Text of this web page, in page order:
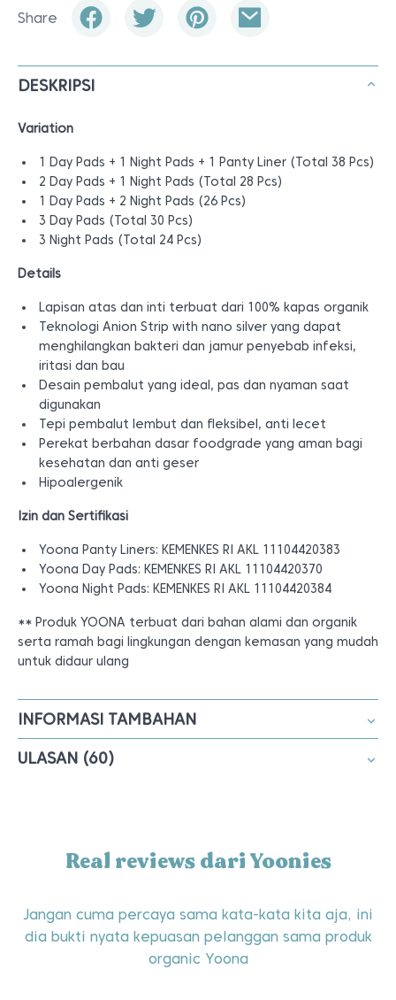
Share
DESKRIPSI
Variation
1 Day Pads + 1 Night Pads + 1 Panty Liner (Total 38 Pcs)
2 Day Pads + 1 Night Pads (Total 28 Pcs)
1 Day Pads + 2 Night Pads (26 Pcs)
3 Day Pads (Total 30 Pcs)
3 Night Pads (Total 24 Pcs)
Details
Lapisan atas dan inti terbuat dari 100% kapas organik
Teknologi Anion Strip with nano silver yang dapat
menghilangkan bakteri dan jamur penyebab infeksi,
iritasi dan bau
Desain pembalut yang ideal, pas dan nyaman saat
digunakan
Tepi pembalut lembut dan fleksibel, anti lecet
Perekat berbahan dasar foodgrade yang aman bagi
kesehatan dan anti geser
Hipoalergenik
Izin dan Sertifikasi
Yoona Panty Liners: KEMENKES RI AKL 11104420383
Yoona Day Pads: KEMENKES RI AKL 11104420370
Yoona Night Pads: KEMENKES RI AKL 11104420384
** Produk YOONA terbuat dari bahan alami dan organik
serta ramah bagi lingkungan dengan kemasan yang mudah
untuk didaur ulang
INFORMASI TAMBAHAN
ULASAN (60)
Real reviews dari Yoonies
Jangan cuma percaya sama kata-kata kita aja, ini
dia bukti nyata kepuasan pelanggan sama produk
organic Yoona